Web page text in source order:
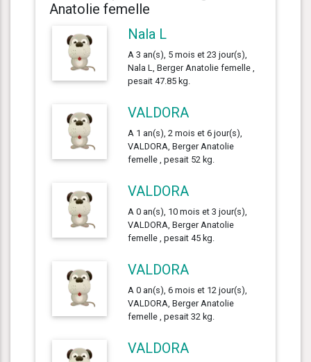
Anatolie femelle
Nala L
A 3 an(s), 5 mois et 23 jour(s),
Nala L, Berger Anatolie femelle ,
pesait 47.85 kg.
VALDORA
A 1 an(s), 2 mois et 6 jour(s),
VALDORA, Berger Anatolie
femelle , pesait 52 kg.
VALDORA
A 0 an(s), 10 mois et 3 jour(s),
VALDORA, Berger Anatolie
femelle , pesait 45 kg.
VALDORA
A 0 an(s), 6 mois et 12 jour(s),
VALDORA, Berger Anatolie
femelle , pesait 32 kg.
VALDORA